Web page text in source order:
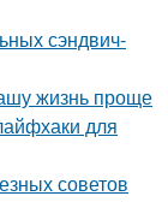
сэндвич-
жизнь проще
для
советов